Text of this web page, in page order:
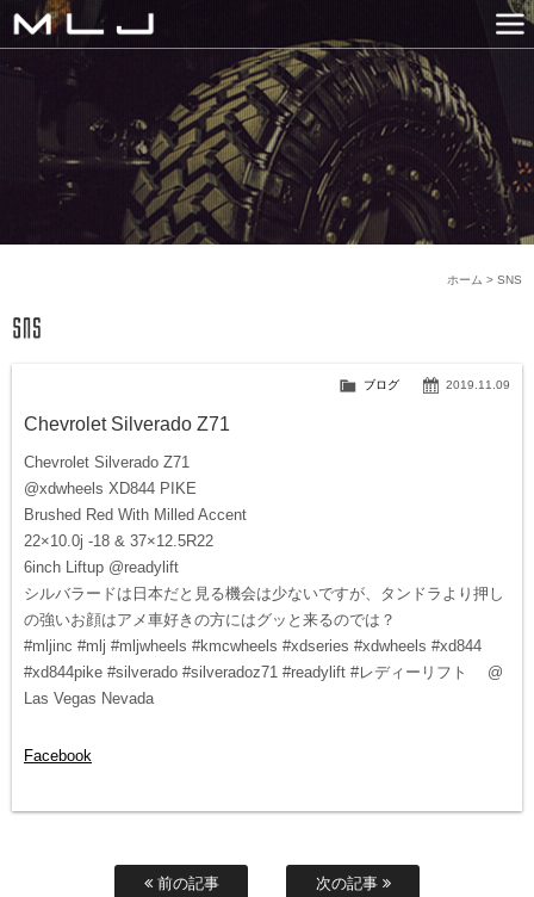
MLJ / Lexani(レクサーニ
GALLERY
SNS
NEWS
COMPANY
HISTORY
CONTACT US
LINK
SNS
ホーム >
2019.11.09
ブログ
Chevrolet Silverado Z71
Chevrolet Silverado Z71
@xdwheels XD844 PIKE
Brushed Red With Milled Accent
22×10.0j -18 & 37×12.5R22
6inch Liftup @readylift
シルバラードは日本だと見る機会は少ないですが、タンドラより押し
の強いお顔はアメ車好きの方にはグッと来るのでは？
#mljinc #mlj #mljwheels #kmcwheels #xdseries #xdwheels #xd844
#xd844pike #silverado #silveradoz71 #readylift #レディーリフト @
Las Vegas Nevada
Facebook
前の記事 次の記事